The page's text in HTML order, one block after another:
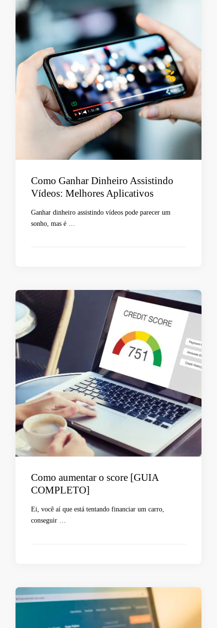
Como Ganhar Dinheiro Assistindo
Vídeos: Melhores Aplicativos
Ganhar dinheiro assistindo vídeos pode parecer um
sonho, mas é …
Como aumentar o score [GUIA
COMPLETO]
Ei, você aí que está tentando financiar um carro,
conseguir …